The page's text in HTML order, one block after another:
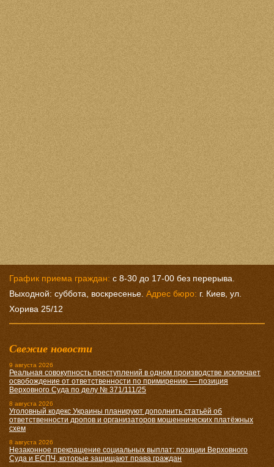
График приема граждан: с 8-30 до 17-00 без перерыва.
Выходной: суббота, воскресенье. Адрес бюро: г. Киев, ул.
Хорива 25/12
Свежие новости
9 августа 2026
Реальная совокупность преступлений в одном производстве исключает
освобождение от ответственности по примирению — позиция
Верховного Суда по делу № 371/111/25
8 августа 2026
Уголовный кодекс Украины планируют дополнить статьёй об
ответственности дропов и организаторов мошеннических платёжных
схем
8 августа 2026
Незаконное прекращение социальных выплат: позиции Верховного
Суда и ЕСПЧ, которые защищают права граждан